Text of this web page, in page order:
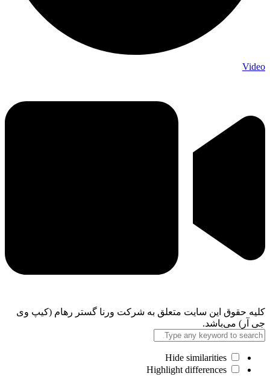
Video
کلیه حقوق این سایت متعلق به شرکت ورنا گستر رهام (کیپ وی
جی آر) می‌باشد.